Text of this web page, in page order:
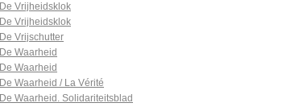
De Vrijheidsklok
De Vrijheidsklok
De Vrijschutter
De Waarheid
De Waarheid
De Waarheid / La Vérité
De Waarheid. Solidariteitsblad